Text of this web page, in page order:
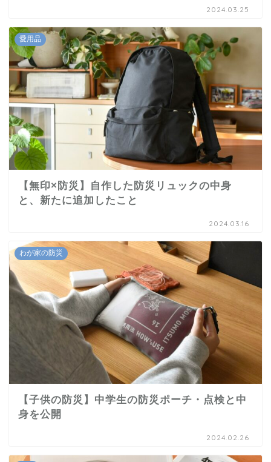
2024.03.25
愛用品
【無印×防災】自作した防災リュックの中身
と、新たに追加したこと
2024.03.16
わが家の防災
【子供の防災】中学生の防災ポーチ・点検と中
身を公開
2024.02.26